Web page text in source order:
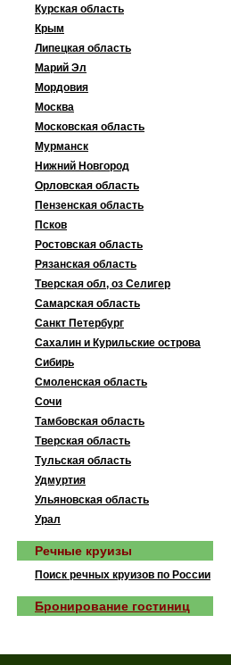
Курская область
Крым
Липецкая область
Марий Эл
Мордовия
Москва
Московская область
Мурманск
Нижний Новгород
Орловская область
Пензенская область
Псков
Ростовская область
Рязанская область
Тверская обл, оз Селигер
Самарская область
Санкт Петербург
Сахалин и Курильские острова
Сибирь
Смоленская область
Сочи
Тамбовская область
Тверская область
Тульская область
Удмуртия
Ульяновская область
Урал
Речные круизы
Поиск речных круизов по России
Бронирование гостиниц